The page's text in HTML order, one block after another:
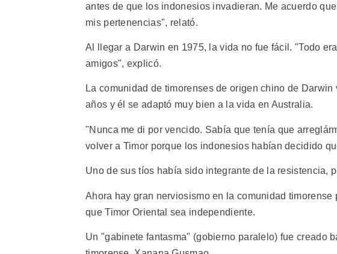
antes de que los indonesios invadieran. Me acuerdo
mis pertenencias", relató.
Al llegar a Darwin en 1975, la vida no fue fácil. "Todo
amigos", explicó.
La comunidad de timorenses de origen chino de
años y él se adaptó muy bien a la vida en Australia.
"Nunca me di por vencido. Sabía que tenía que
volver a Timor porque los indonesios habían decidido
Uno de sus tíos había sido integrante de la resistencia,
Ahora hay gran nerviosismo en la comunidad
que Timor Oriental sea independiente.
Un "gabinete fantasma" (gobierno paralelo) fue creado